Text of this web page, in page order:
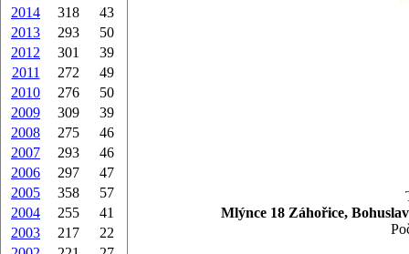
2014
318
43
2013
293
50
2012
301
39
2011
272
49
2010
276
50
2009
309
39
2008
275
46
2007
293
46
2006
297
47
2005
358
57
2004
255
41
2003
217
22
Mlýnce 18 Záhořice,